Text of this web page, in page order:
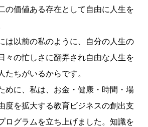
の価値ある存在として自由に人生を
は以前の私のように、自分の人生の
々の忙しさに翻弄され自由な人生を
たちがいるからです。
めに、私は、お金・健康・時間・場
度を拡大する教育ビジネスの創出支
ログラムを立ち上げました。知識を